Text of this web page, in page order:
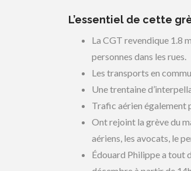
L’essentiel de cette
La CGT revendique 1.8
personnes dans les rues.
Les transports en
Une trentaine
Trafic aérien également
Ont rejoint la grève du
aériens, les avocats, le
Édouard Philippe a tout